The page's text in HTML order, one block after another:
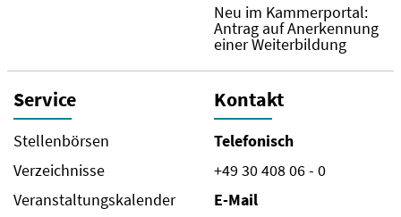
Neu im Kammerportal:
Antrag auf Anerkennung
einer Weiterbildung
Service
Stellenbörsen
Verzeichnisse
Veranstaltungskalender
Kontakt
Telefonisch
+49 30 408 06 - 0
E-Mail